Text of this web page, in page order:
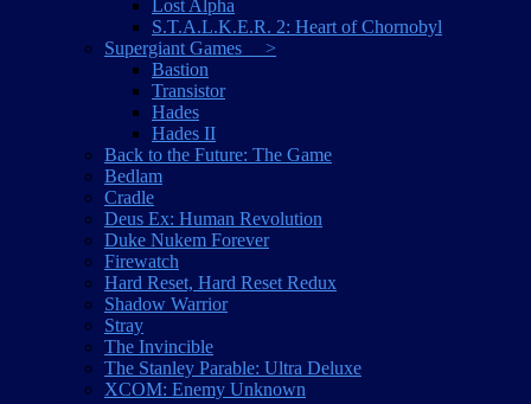
Lost Alpha
S.T.A.L.K.E.R. 2: Heart of Chornobyl
Supergiant Games >
Bastion
Transistor
Hades
Hades II
Back to the Future: The Game
Bedlam
Cradle
Deus Ex: Human Revolution
Duke Nukem Forever
Firewatch
Hard Reset, Hard Reset Redux
Shadow Warrior
Stray
The Invincible
The Stanley Parable: Ultra Deluxe
XCOM: Enemy Unknown